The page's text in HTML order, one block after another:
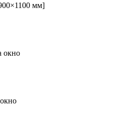
мм]
окно